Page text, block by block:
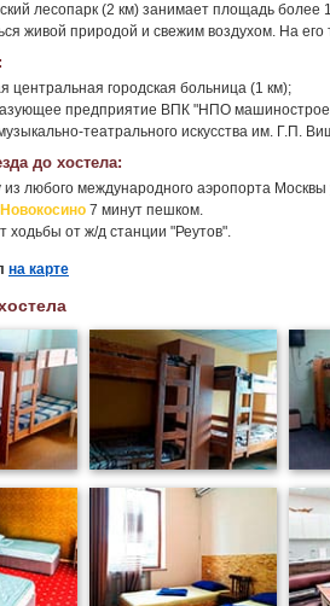
лесопарк (2 км) занимает площадь более
живой природой и свежим воздухом. На
центральная городская больница (1 км);
предприятие ВПК "НПО
театрального искусства им. Г.П.
до хостела:
из любого международного аэропорта
Новокосино 7 минут пешком.
ходьбы от ж/д станции "Реутов".
на карте